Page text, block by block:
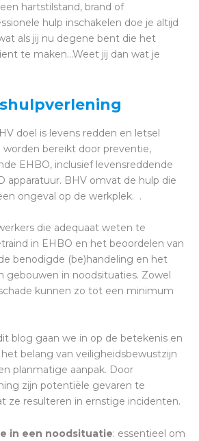
hartstilstand, brand of
hulp inschakelen doe je altijd
als jij nu degene bent die het
te maken...Weet jij dan wat je
doel is levens redden en letsel
bereikt door preventie,
EHBO, inclusief levensreddende
apparatuur. BHV omvat de hulp die
ongeval op de werkplek. .
die adequaat weten te
in EHBO en het beoordelen van
benodigde (be)handeling en het
gebouwen in noodsituaties. Zowel
kunnen zo tot een minimum
blog gaan we in op de betekenis en
belang van veiligheidsbewustzijn
planmatige aanpak. Door
zijn potentiële gevaren te
ze resulteren in ernstige incidenten.
in een noodsituatie: essentieel om